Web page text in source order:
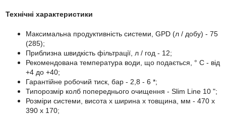
Технічні характеристики
Максимальна продуктивність системи, GPD (л / добу) - 75
(285);
Приблизна швидкість фільтрації, л / год - 12;
Рекомендована температура води, що подається, ° C - від
+4 до +40;
Гарантійне робочий тиск, бар - 2,8 - 6 *;
Типорозмір колб попереднього очищення - Slim Line 10 ";
Розміри системи, висота х ширина х товщина, мм - 470 х
390 х 170;